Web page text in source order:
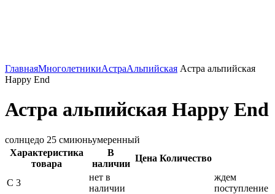
ГлавнаяМноголетникиАстраАльпийская Астра альпийская
Happy End
Астра альпийская Happy End
солнцедо 25 смиюньумеренный
Характеристика
товара
В
наличии
Цена Количество
С 3
нет в
наличии
ждем
поступление